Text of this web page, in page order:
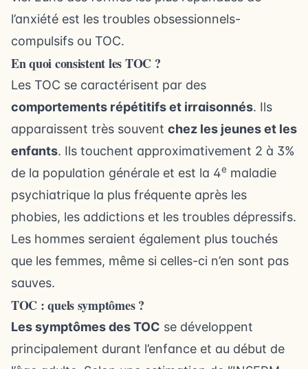
l’anxiété est les troubles obsessionnels-
compulsifs ou TOC.
En quoi consistent les TOC ?
Les TOC se caractérisent par des
comportements répétitifs et irraisonnés. Ils
apparaissent très souvent chez les jeunes et les
enfants. Ils touchent approximativement 2 à 3%
de la population générale et est la 4e maladie
psychiatrique la plus fréquente après les
phobies, les addictions et les troubles dépressifs.
Les hommes seraient également plus touchés
que les femmes, même si celles-ci n’en sont pas
sauves.
TOC : quels symptômes ?
Les symptômes des TOC se développent
principalement durant l’enfance et au début de